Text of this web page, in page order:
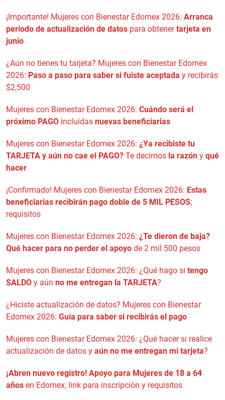
¡Importante! Mujeres con Bienestar Edomex 2026: Arranca
periodo de actualización de datos para obtenertarjeta en
junio
¿Aún no tienes tu tarjeta? Mujeres con Bienestar Edomex
2026: Paso a paso para saber si fuiste aceptada y recibirás
$2,500
Mujeres con Bienestar Edomex 2026: Cuándo será el
próximo PAGO incluidas nuevas beneficiarias
Mujeres con Bienestar Edomex 2026: ¿Ya recibiste tu
TARJETA y aún no cae el PAGO? Te decimos la razón y qué
hacer
¡Confirmado! Mujeres con Bienestar Edomex 2026: Estas
beneficiarias recibirán pago doble de 5 MIL PESOS;
requisitos
Mujeres con Bienestar Edomex 2026: ¿Te dieron de baja?
Qué hacer para no perder el apoyo de 2 mil 500 pesos
Mujeres con Bienestar Edomex 2026: ¿Qué hago si tengo
SALDO y aún no me entregan la TARJETA?
¿Hiciste actualización de datos? Mujeres con Bienestar
Edomex 2026: Guía para saber si recibirás el pago
Mujeres con Bienestar Edomex 2026: ¿Qué hacer si realice
actualización de datos y aún no me entregan mi tarjeta?
¡Abren nuevo registro! Apoyo para Mujeres de 18 a 64
años en Edomex; link para inscripción y requisitos